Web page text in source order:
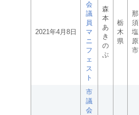
2021年4月8日
会
議
員
マ
ニ
フ
ェ
ス
ト
森
本
あ
き
の
ぶ
栃
木
県
那
須
塩
原
市
市
議
会